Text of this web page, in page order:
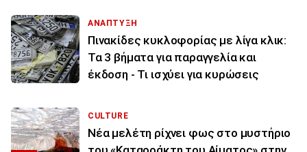
ΑΝΑΠΤΥΞΗ
Πινακίδες κυκλοφορίας με λίγα κλικ:
Τα 3 βήματα για παραγγελία και
έκδοση - Τι ισχύει για κυρώσεις
CULTURE
Νέα μελέτη ρίχνει φως στο μυστήριο